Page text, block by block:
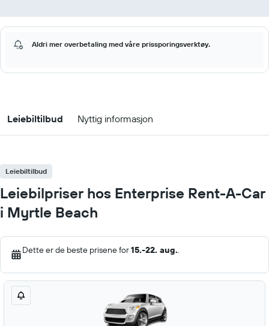
Aldri mer overbetaling med våre prissporingsverktøy.
Leiebiltilbud Nyttig informasjon
Leiebiltilbud
Leiebilpriser hos Enterprise Rent-A-Car
i Myrtle Beach
Dette er de beste prisene for15.-22. aug..